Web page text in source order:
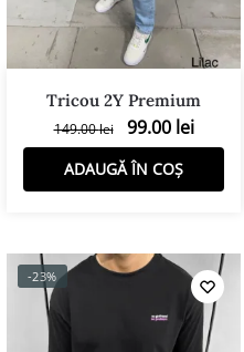
Tricou 2Y Premium
149.00lei 99.00 lei
ADAUGĂ ÎN COȘ
-23%